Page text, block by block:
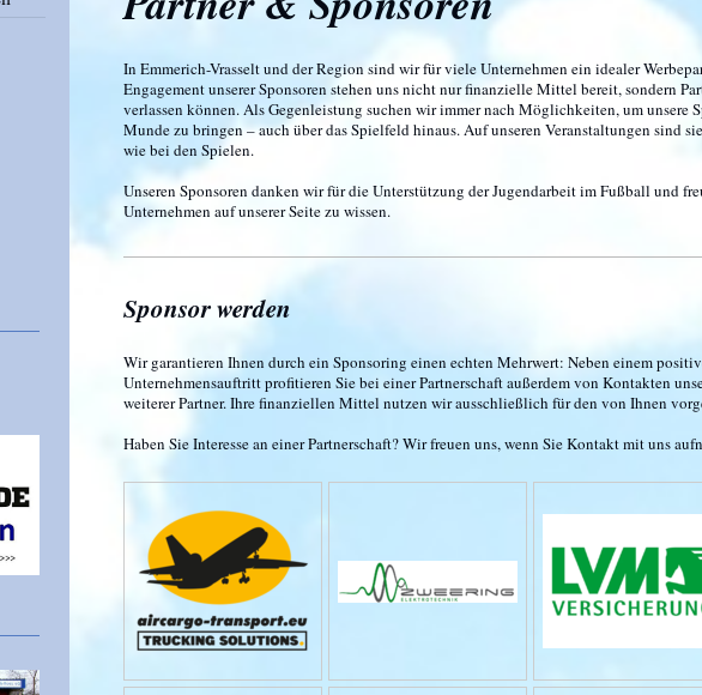
InEmmerich-Vrasseltund der Region sind wir für viele Unternehmen ein idealer
Engagement unserer Sponsoren stehen uns nicht nur finanzielle Mittel bereit, sondern
verlassen können. Als Gegenleistung suchen wir immer nach Möglichkeiten, um unsere
Munde zu bringen – auch über das Spielfeld hinaus. Auf unseren Veranstaltungen sind
wie bei den Spielen.
Unseren Sponsoren danken wir für die Unterstützung der Jugendarbeit im Fußball und
Unternehmen auf unserer Seite zu wissen.
Sponsor werden
Wir garantieren Ihnen durch ein Sponsoring einen echten Mehrwert: Neben einem
Unternehmensauftritt profitieren Sie bei einer Partnerschaft außerdem von Kontakten
weiterer Partner. Ihre finanziellen Mittel nutzen wir ausschließlich für den von Ihnen
Haben Sie Interesse an einer Partnerschaft? Wir freuen uns, wenn Sie Kontakt mit uns